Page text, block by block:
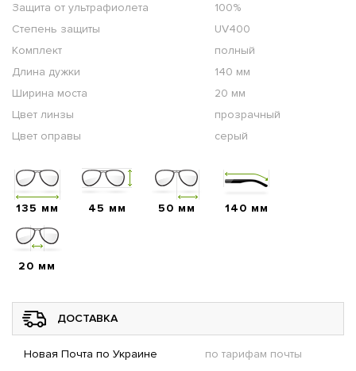
Защита от ультрафиолета
100%
Степень защиты
UV400
Комплект
полный
Длина дужки
140 мм
Ширина моста
20 мм
Цвет линзы
прозрачный
Цвет оправы
серый
135 мм 45 мм 50 мм 140 мм
20 мм
ДОСТАВКА
Новая Почта по Украине по тарифам почты